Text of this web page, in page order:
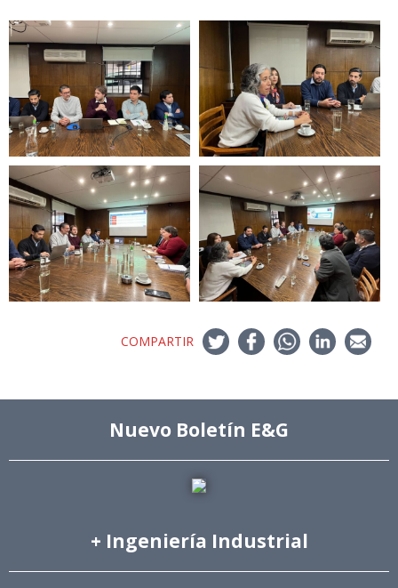
COMPARTIR
Nuevo Boletín E&G
+ Ingeniería Industrial